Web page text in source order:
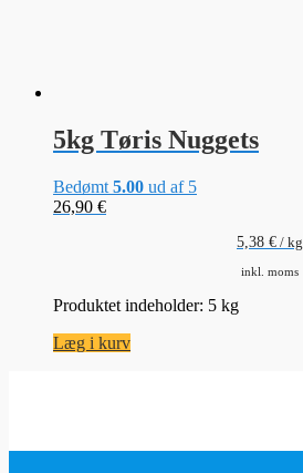
5kg Tøris Nuggets
Bedømt 5.00 ud af 5
26,90 €
5,38 € / kg
inkl. moms
Produktet indeholder: 5 kg
Læg i kurv